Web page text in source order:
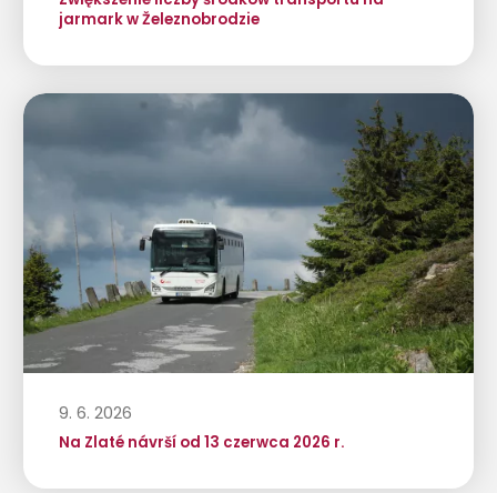
jarmark w Železnobrodzie
9. 6. 2026
Na Zlaté návrší od 13 czerwca 2026 r.